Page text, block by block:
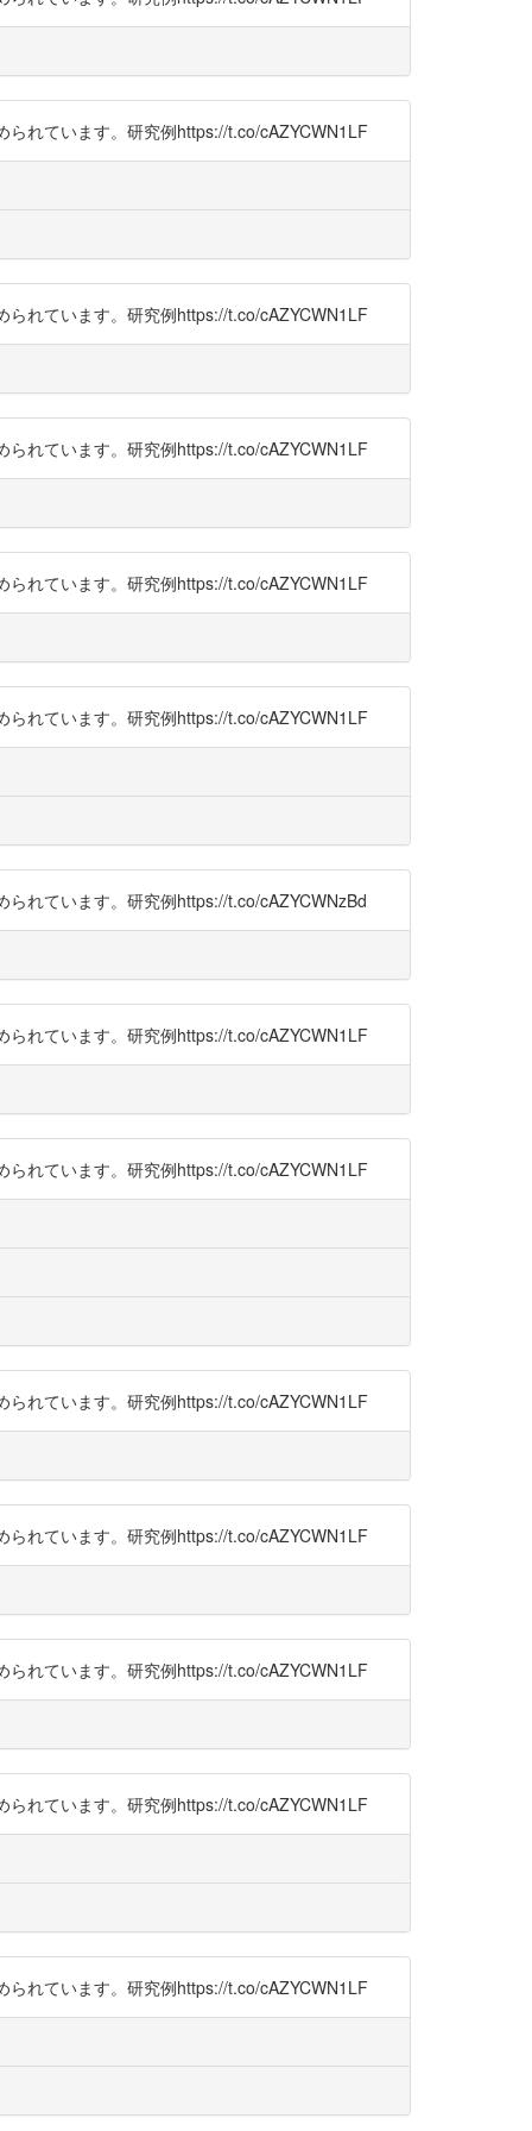
れています。研究例https://t.co/cAZYCWN1LF
れています。研究例https://t.co/cAZYCWN1LF
れています。研究例https://t.co/cAZYCWN1LF
れています。研究例https://t.co/cAZYCWN1LF
れています。研究例https://t.co/cAZYCWN1LF
れています。研究例https://t.co/cAZYCWNzBd
れています。研究例https://t.co/cAZYCWN1LF
れています。研究例https://t.co/cAZYCWN1LF
れています。研究例https://t.co/cAZYCWN1LF
れています。研究例https://t.co/cAZYCWN1LF
れています。研究例https://t.co/cAZYCWN1LF
れています。研究例https://t.co/cAZYCWN1LF
れています。研究例https://t.co/cAZYCWN1LF